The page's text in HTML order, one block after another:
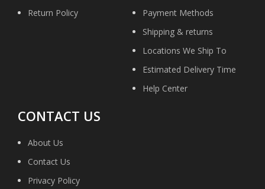
Return Policy
Payment Methods
Shipping & returns
Locations We Ship To
Estimated Delivery Time
Help Center
CONTACT US
About Us
Contact Us
Privacy Policy